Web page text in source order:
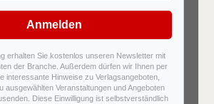
Anmelden
erhalten Sie kostenlos unseren Newsletter mit
der Branche. Außerdem dürfen wir Ihnen per
interessante Hinweise zu Verlagsangeboten,
ausgewählten Veranstaltungen und Angeboten
Diese Einwilligung ist selbstverständlich